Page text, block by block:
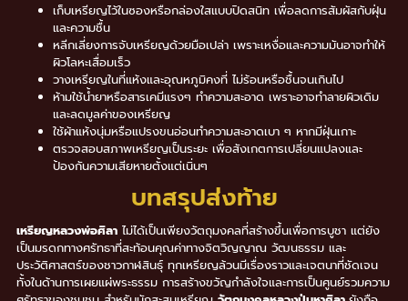
เก็บเหรียญไว้ในซองหรือกล่องใสแบบปิดสนิท เพื่อลดการสัมผัสกับฝุ่น
และความชื้น
หลีกเลี่ยงการจับเหรียญด้วยมือเปล่า เพราะเหงื่อและความมันอาจทำให้
ผิวโลหะเสื่อมเร็ว
วางเหรียญในที่แห้งและอุณหภูมิคงที่ ไม่ร้อนหรือชื้นจนเกินไป
ห้ามใช้น้ำยาหรือสารเคมีแรงๆ ทำความสะอาด เพราะอาจทำลายผิวเดิม
และลดมูลค่าของเหรียญ
ใช้ผ้าแห้งนุ่มหรือแปรงขนอ่อนทำความสะอาดเบา ๆ หากมีฝุ่นเกาะ
ตรวจสอบสภาพเหรียญเป็นระยะ เพื่อสังเกตการเปลี่ยนแปลงและ
ป้องกันความเสียหายตั้งแต่เนิ่นๆ
บทสรุปส่งท้าย
เหรียญหลวงพ่อศิลา ไม่ได้เป็นเพียงวัตถุมงคลที่สร้างขึ้นเพื่อการบูชา แต่ยัง
เป็นมรดกทางศรัทธาที่สะท้อนคุณค่าทางจิตวิญญาณ วัฒนธรรม และ
ประวัติศาสตร์ของชาวกาฬสินธุ์ ทุกเหรียญล้วนมีเรื่องราวและเจตนาที่ชัดเจน
ทั้งในด้านการเผยแผ่พระธรรม การสร้างขวัญกำลังใจและการเป็นศูนย์รวมความ